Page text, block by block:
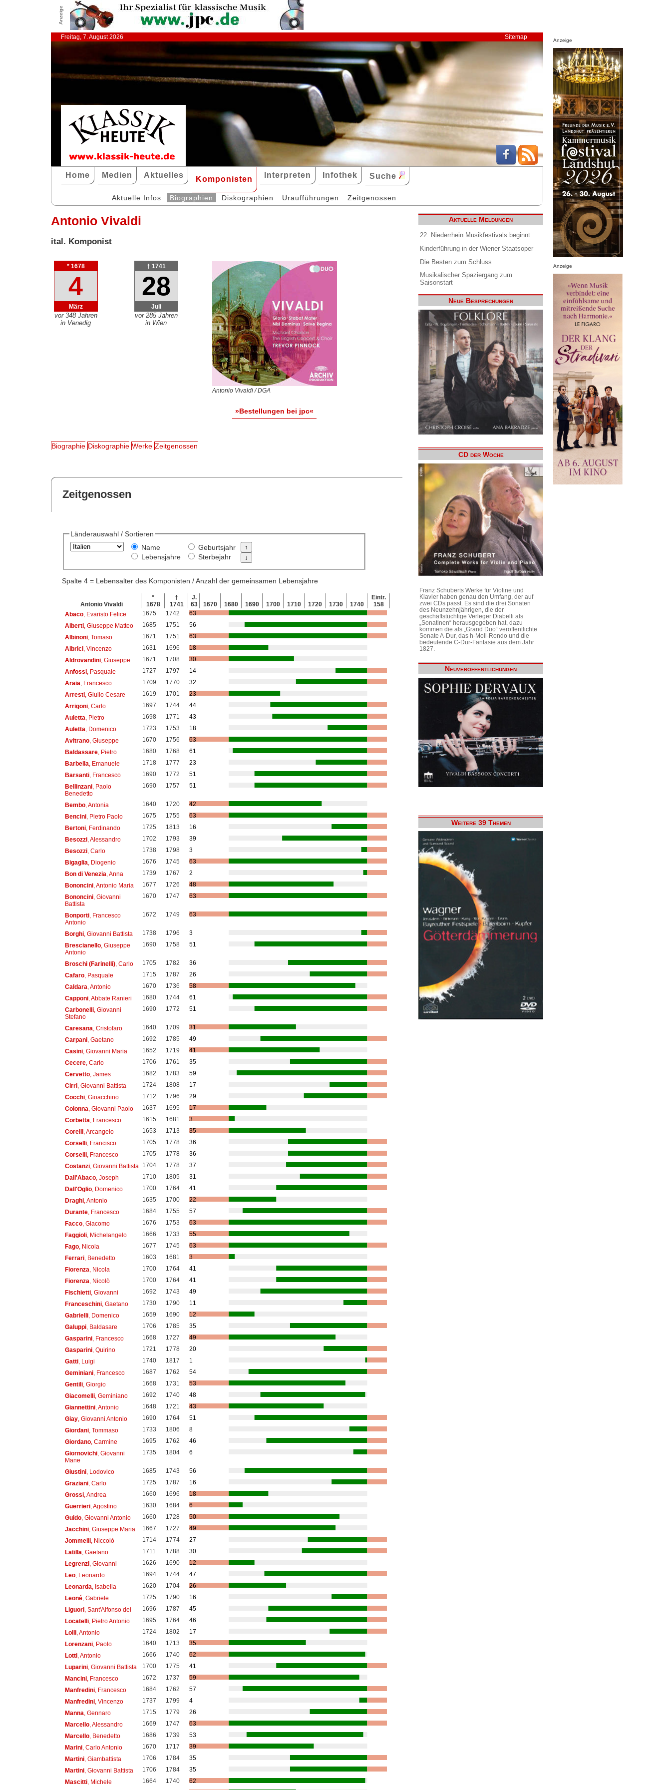
Anzeige
Freitag, 7. August 2026 Sitemap
Home Medien Aktuelles Komponisten Interpreten Infothek Suche
Aktuelle Infos Biographien Diskographien Uraufführungen Zeitgenossen
Antonio Vivaldi
ital. Komponist
* 1678
4
März
vor 348 Jahren
in Venedig
† 1741
28
Juli
vor 285 Jahren
in Wien
Antonio Vivaldi / DGA
»Bestellungen bei jpc«
Biographie Diskographie Werke Zeitgenossen
Zeitgenossen
Länderauswahl / Sortieren
Name
Lebensjahre
Geburtsjahr
Sterbejahr
Spalte 4 = Lebensalter des Komponisten / Anzahl der gemeinsamen Lebensjahre
Antonio Vivaldi
*
1678
†
1741
J.
63
1670 1680 1690 1700 1710 1720 1730 1740
Eintr.
158
Abaco, Evaristo Felice 1675 1742
63
Alberti, Giuseppe Matteo 1685 1751
56
Albinoni, Tomaso 1671 1751
63
Albrici, Vincenzo 1631 1696
18
Aldrovandini, Giuseppe 1671 1708
30
Anfossi, Pasquale 1727 1797
14
Araia, Francesco 1709 1770
32
Arresti, Giulio Cesare 1619 1701
23
Arrigoni, Carlo 1697 1744
44
Auletta, Pietro 1698 1771
43
Auletta, Domenico 1723 1753
18
Avitrano, Giuseppe 1670 1756
63
Baldassare, Pietro 1680 1768
61
Barbella, Emanuele 1718 1777
23
Barsanti, Francesco 1690 1772
51
Bellinzani, Paolo
Benedetto
1690 1757 51
Bembo, Antonia 1640 1720
42
Bencini, Pietro Paolo 1675 1755
63
Bertoni, Ferdinando 1725 1813
16
Besozzi, Alessandro 1702 1793
39
Besozzi, Carlo 1738 1798
3
Bigaglia, Diogenio 1676 1745
63
Bon di Venezia, Anna 1739 1767
2
Bononcini, Antonio Maria 1677 1726
48
Bononcini, Giovanni
Battista
1670 1747 63
Bonporti, Francesco
Antonio
1672 1749 63
Borghi, Giovanni Battista 1738 1796
3
Brescianello, Giuseppe
Antonio
1690 1758 51
Broschi (Farinelli), Carlo 1705 1782
36
Cafaro, Pasquale 1715 1787
26
Caldara, Antonio 1670 1736
58
Capponi, Abbate Ranieri 1680 1744
61
Carbonelli, Giovanni
Stefano
1690 1772 51
Caresana, Cristofaro 1640 1709
31
Carpani, Gaetano 1692 1785
49
Casini, Giovanni Maria 1652 1719
41
Cecere, Carlo 1706 1761
35
Cervetto, James 1682 1783
59
Cirri, Giovanni Battista 1724 1808
17
Cocchi, Gioacchino 1712 1796
29
Colonna, Giovanni Paolo 1637 1695
17
Corbetta, Francesco 1615 1681
3
Corelli, Arcangelo 1653 1713
35
Corselli, Francisco 1705 1778
36
Corselli, Francesco 1705 1778
36
Costanzi, Giovanni Battista 1704 1778
37
Dall'Abaco, Joseph 1710 1805
31
Dall'Oglio, Domenico 1700 1764
41
Draghi, Antonio 1635 1700
22
Durante, Francesco 1684 1755
57
Facco, Giacomo 1676 1753
63
Faggioli, Michelangelo 1666 1733
55
Fago, Nicola 1677 1745
63
Ferrari, Benedetto 1603 1681
3
Fiorenza, Nicola 1700 1764
41
Fiorenza, Nicolò 1700 1764
41
Fischietti, Giovanni 1692 1743
49
Franceschini, Gaetano 1730 1790
11
Gabrielli, Domenico 1659 1690
12
Galuppi, Baldasare 1706 1785
35
Gasparini, Francesco 1668 1727
49
Gasparini, Quirino 1721 1778
20
Gatti, Luigi 1740 1817
1
Geminiani, Francesco 1687 1762
54
Gentili, Giorgio 1668 1731
53
Giacomelli, Geminiano 1692 1740
48
Giannettini, Antonio 1648 1721
43
Giay, Giovanni Antonio 1690 1764
51
Giordani, Tommaso 1733 1806
8
Giordano, Carmine 1695 1762
46
Giornovichi, Giovanni
Mane
1735 1804 6
Giustini, Lodovico 1685 1743
56
Graziani, Carlo 1725 1787
16
Grossi, Andrea 1660 1696
18
Guerrieri, Agostino 1630 1684
6
Guido, Giovanni Antonio 1660 1728
50
Jacchini, Giuseppe Maria 1667 1727
49
Jommelli, Niccolò 1714 1774
27
Latilla, Gaetano 1711 1788
30
Legrenzi, Giovanni 1626 1690
12
Leo, Leonardo 1694 1744
47
Leonarda, Isabella 1620 1704
26
Leoné, Gabriele 1725 1790
16
Liguori, Sant'Alfonso dei 1696 1787
45
Locatelli, Pietro Antonio 1695 1764
46
Lolli, Antonio 1724 1802
17
Lorenzani, Paolo 1640 1713
35
Lotti, Antonio 1666 1740
62
Luparini, Giovanni Battista 1700 1775
41
Mancini, Francesco 1672 1737
59
Manfredini, Francesco 1684 1762
57
Manfredini, Vincenzo 1737 1799
4
Manna, Gennaro 1715 1779
26
Marcello, Alessandro 1669 1747
63
Marcello, Benedetto 1686 1739
53
Marini, Carlo Antonio 1670 1717
39
Martini, Giambattista 1706 1784
35
Martini, Giovanni Battista 1706 1784
35
Mascitti, Michele 1664 1740
62
Aktuelle Meldungen
22. Niederrhein Musikfestivals beginnt
Kinderführung in der Wiener Staatsoper
Die Besten zum Schluss
Musikalischer Spaziergang zum
Saisonstart
Neue Besprechungen
CD der Woche
Franz Schuberts Werke für Violine und
Klavier haben genau den Umfang, der auf
zwei CDs passt. Es sind die drei Sonaten
des Neunzehnjährigen, die der
geschäftstüchtige Verleger Diabelli als
„Sonatinen“ herausgegeben hat, dazu
kommen die als „Grand Duo“ veröffentlichte
Sonate A-Dur, das h-Moll-Rondo und die
bedeutende C-Dur-Fantasie aus dem Jahr
1827.
Neuveröffentlichungen
Weitere 39 Themen
Anzeige
Anzeige